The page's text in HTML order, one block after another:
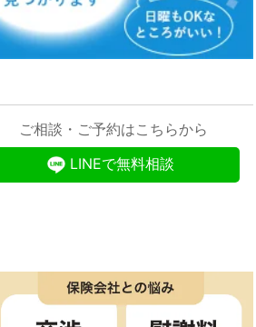
ご相談・ご予約はこちらから
LINEで無料相談